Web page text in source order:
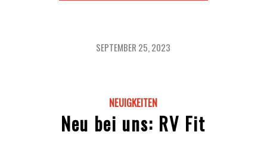
SEPTEMBER 25, 2023
NEUIGKEITEN
Neu bei uns: RV Fit